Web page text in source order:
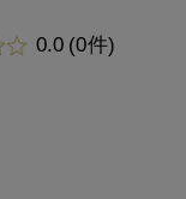
0.0 (0件)